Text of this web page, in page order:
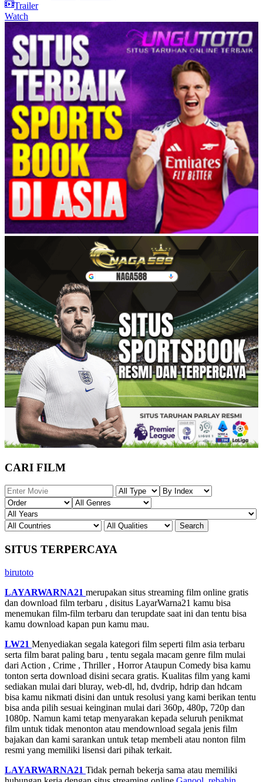
Trailer
Watch
CARI FILM
SITUS TERPERCAYA
birutoto
LAYARWARNA21 merupakan situs streaming film online gratis
dan download film terbaru , disitus LayarWarna21 kamu bisa
menemukan film-film terbaru dan terupdate saat ini dan tentu bisa
kamu download kapan pun kamu mau.
LW21 Menyediakan segala kategori film seperti film asia terbaru
serta film barat paling baru , tentu segala macam genre film mulai
dari Action , Crime , Thriller , Horror Ataupun Comedy bisa kamu
tonton serta download disini secara gratis. Kualitas film yang kami
sediakan mulai dari bluray, web-dl, hd, dvdrip, hdrip dan hdcam
bisa kamu nikmati disini dan untuk resolusi yang kami berikan tentu
bisa anda pilih sesuai keinginan mulai dari 360p, 480p, 720p dan
1080p. Namun kami tetap menyarakan kepada seluruh penikmat
film untuk tidak menonton atau mendownload segala jenis film
bajakan dan kami sarankan untuk tetap membeli atau nonton film
resmi yang memiliki lisensi dari pihak terkait.
LAYARWARNA21 Tidak pernah bekerja sama atau memiliki